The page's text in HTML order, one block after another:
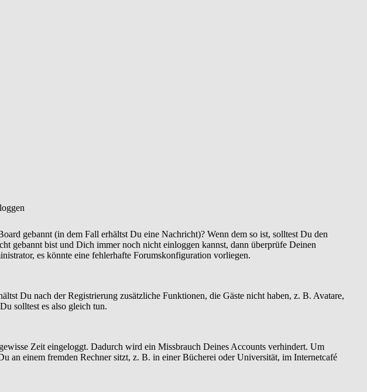
gebannt (in dem Fall erhältst Du eine Nachricht)? Wenn dem so ist, solltest Du den
gebannt bist und Dich immer noch nicht einloggen kannst, dann überprüfe Deinen
es könnte eine fehlerhafte Forumskonfiguration vorliegen.
Du nach der Registrierung zusätzliche Funktionen, die Gäste nicht haben, z. B. Avatare,
solltest es also gleich tun.
Zeit eingeloggt. Dadurch wird ein Missbrauch Deines Accounts verhindert. Um
an einem fremden Rechner sitzt, z. B. in einer Bücherei oder Universität, im Internetcafé